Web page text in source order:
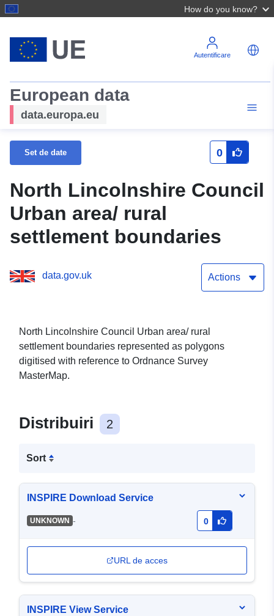
How do you know?
Autentificare
European data
data.europa.eu
Set de date 0
North Lincolnshire Council
Urban area/ rural
settlement boundaries
data.gov.uk Actions
North Lincolnshire Council Urban area/ rural
settlement boundaries represented as polygons
digitised with reference to Ordnance Survey
MasterMap.
Distribuiri 2
Sort
INSPIRE Download Service
UNKNOWN - 0
URL de acces
INSPIRE View Service